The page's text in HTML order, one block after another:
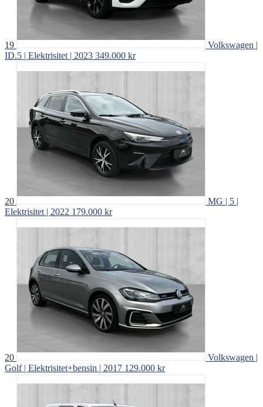
19
Volkswagen |
ID.5 | Elektrisitet | 2023 349.000 kr
20
MG | 5 |
Elektrisitet | 2022 179.000 kr
20
Volkswagen |
Golf | Elektrisitet+bensin | 2017 129.000 kr